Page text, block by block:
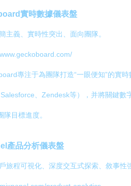
實時數據儀表盤
主義、實時性突出、面向團隊。
專注于為團隊打造“一眼便知”的實
、Zendesk等），并將關鍵數
目標進度。
產品分析儀表盤
旅程可視化、深度交互式探索、敘事性